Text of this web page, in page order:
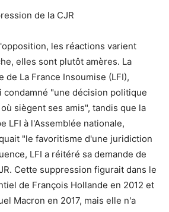
de la CJR
les réactions varient
elles sont plutôt amères. La
La France Insoumise (LFI),
condamné "une décision politique
siègent ses amis", tandis que la
LFI à l'Assemblée nationale,
"le favoritisme d'une juridiction
LFI a réitéré sa demande de
Cette suppression figurait dans le
de François Hollande en 2012 et
Macron en 2017, mais elle n'a